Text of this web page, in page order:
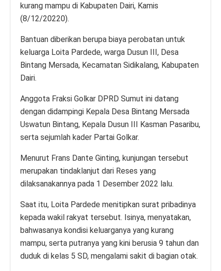
kurang mampu di Kabupaten Dairi, Kamis
(8/12/20220).
Bantuan diberikan berupa biaya perobatan untuk
keluarga Loita Pardede, warga Dusun III, Desa
Bintang Mersada, Kecamatan Sidikalang, Kabupaten
Dairi.
Anggota Fraksi Golkar DPRD Sumut ini datang
dengan didampingi Kepala Desa Bintang Mersada
Uswatun Bintang, Kepala Dusun III Kasman Pasaribu,
serta sejumlah kader Partai Golkar.
Menurut Frans Dante Ginting, kunjungan tersebut
merupakan tindaklanjut dari Reses yang
dilaksanakannya pada 1 Desember 2022 lalu.
Saat itu, Loita Pardede menitipkan surat pribadinya
kepada wakil rakyat tersebut. Isinya, menyatakan,
bahwasanya kondisi keluarganya yang kurang
mampu, serta putranya yang kini berusia 9 tahun dan
duduk di kelas 5 SD, mengalami sakit di bagian otak.